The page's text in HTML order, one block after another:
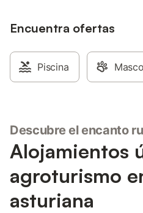
barbacoa. La propiedad está
minutos a pie. Hay una plaza de
aparcamiento disponible en la
y hay aparcamiento gratuito
Encuentra ofertas
Piscina
Descubre el encanto
Alojamientos
agroturismo
asturiana